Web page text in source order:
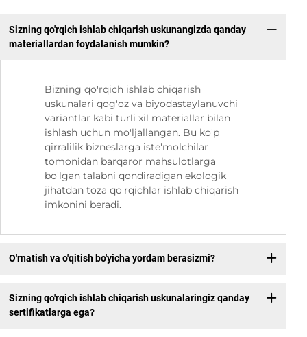
Sizning qo'rqich ishlab chiqarish uskunangizda qanday
materiallardan foydalanish mumkin?
Bizning qo'rqich ishlab chiqarish
uskunalari qog'oz va biyodastaylanuvchi
variantlar kabi turli xil materiallar bilan
ishlash uchun mo'ljallangan. Bu ko'p
qirralilik bizneslarga iste'molchilar
tomonidan barqaror mahsulotlarga
bo'lgan talabni qondiradigan ekologik
jihatdan toza qo'rqichlar ishlab chiqarish
imkonini beradi.
O'rnatish va o'qitish bo'yicha yordam berasizmi?
Sizning qo'rqich ishlab chiqarish uskunalaringiz qanday
sertifikatlarga ega?